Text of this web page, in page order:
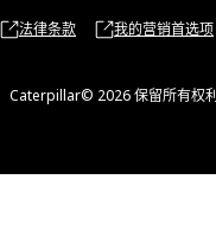
法律条款 我的营销首选项
Caterpillar© 2026 保留所有权